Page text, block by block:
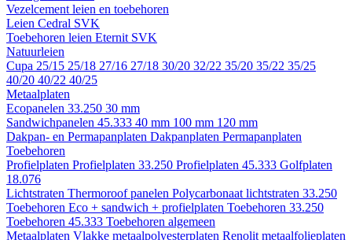
Vezelcement leien en toebehoren
Leien Cedral SVK
Toebehoren leien Eternit SVK
Natuurleien
Cupa 25/15 25/18 27/16 27/18 30/20 32/22 35/20 35/22 35/25
40/20 40/22 40/25
Metaalplaten
Ecopanelen 33.250 30 mm
Sandwichpanelen 45.333 40 mm 100 mm 120 mm
Dakpan- en Permapanplaten Dakpanplaten Permapanplaten
Toebehoren
Profielplaten Profielplaten 33.250 Profielplaten 45.333 Golfplaten
18.076
Lichtstraten Thermoroof panelen Polycarbonaat lichtstraten 33.250
Toebehoren Eco + sandwich + profielplaten Toebehoren 33.250
Toebehoren 45.333 Toebehoren algemeen
Metaalplaten Vlakke metaalpolyesterplaten Renolit metaalfolieplaten